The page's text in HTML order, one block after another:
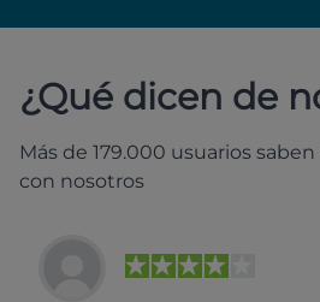
¿Qué dicen de
Más de 179.000 usuarios
con nosotros